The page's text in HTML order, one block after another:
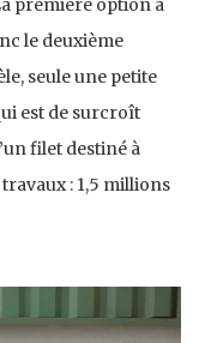
le deuxième
seule une petite
est de surcroît
filet destiné à
: 1,5 millions